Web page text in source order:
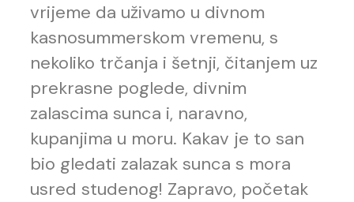
vrijeme da uživamo u divnom
kasnosummerskom vremenu, s
nekoliko trčanja i šetnji, čitanjem uz
prekrasne poglede, divnim
zalascima sunca i, naravno,
kupanjima u moru. Kakav je to san
bio gledati zalazak sunca s mora
usred studenog! Zapravo, početak